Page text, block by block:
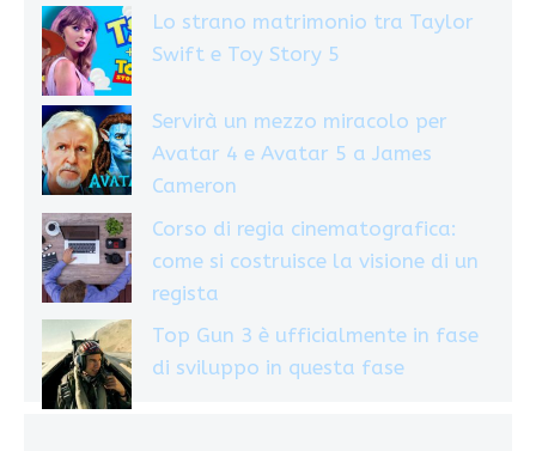
Lo strano matrimonio tra Taylor
Swift e Toy Story 5
Servirà un mezzo miracolo per
Avatar 4 e Avatar 5 a James
Cameron
Corso di regia cinematografica:
come si costruisce la visione di un
regista
Top Gun 3 è ufficialmente in fase
di sviluppo in questa fase